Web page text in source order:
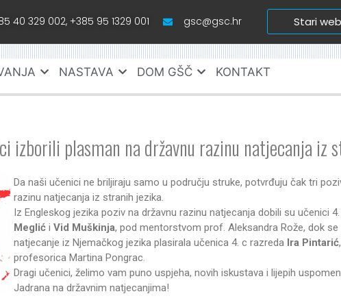
40 329 002, +385 95 1329 001 gsc@gsc.hr Stari web
NASTAVA DOM GŠČ KONTAKT
izborili plasman na državnu razinu natjecanja iz
Da naši učenici ne briljiraju samo u području struke, potvrđuju čak tri
razinu natjecanja iz stranih jezika.
Iz Engleskog jezika poziv na državnu razinu natjecanja dobili su učenici
Meglić iVid Muškinja, pod mentorstvom prof. Aleksandra Rože, dok se
natjecanje iz Njemačkog jezika plasirala učenica 4. c razreda Ira Pintarić
profesorica Martina Pongrac.
Dragi učenici, želimo vam puno uspjeha, novih iskustava i lijepih
Jadrana na državnim natjecanjima!